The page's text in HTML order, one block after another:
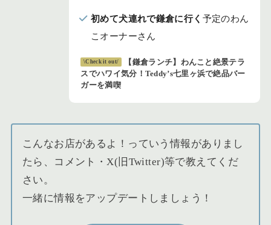
初めて犬連れで鎌倉に行く 予定のわん
こオーナーさん
\Check it out/
【鎌倉ランチ】わんこと絶景テラ
スでハワイ気分！Teddy’s七里ヶ浜で絶品バー
ガーを満喫
こんなお店があるよ！っていう情報がありまし
たら、コメント・X(旧Twitter)等で教えてくだ
さい。
一緒に情報をアップデートしましょう！